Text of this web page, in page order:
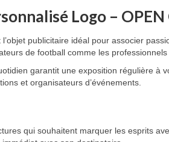
Logo – OPEN
publicitaire idéal pour associer
de football comme les
garantit une exposition régulière à
et organisateurs d’événements.
qui souhaitent marquer les esprits